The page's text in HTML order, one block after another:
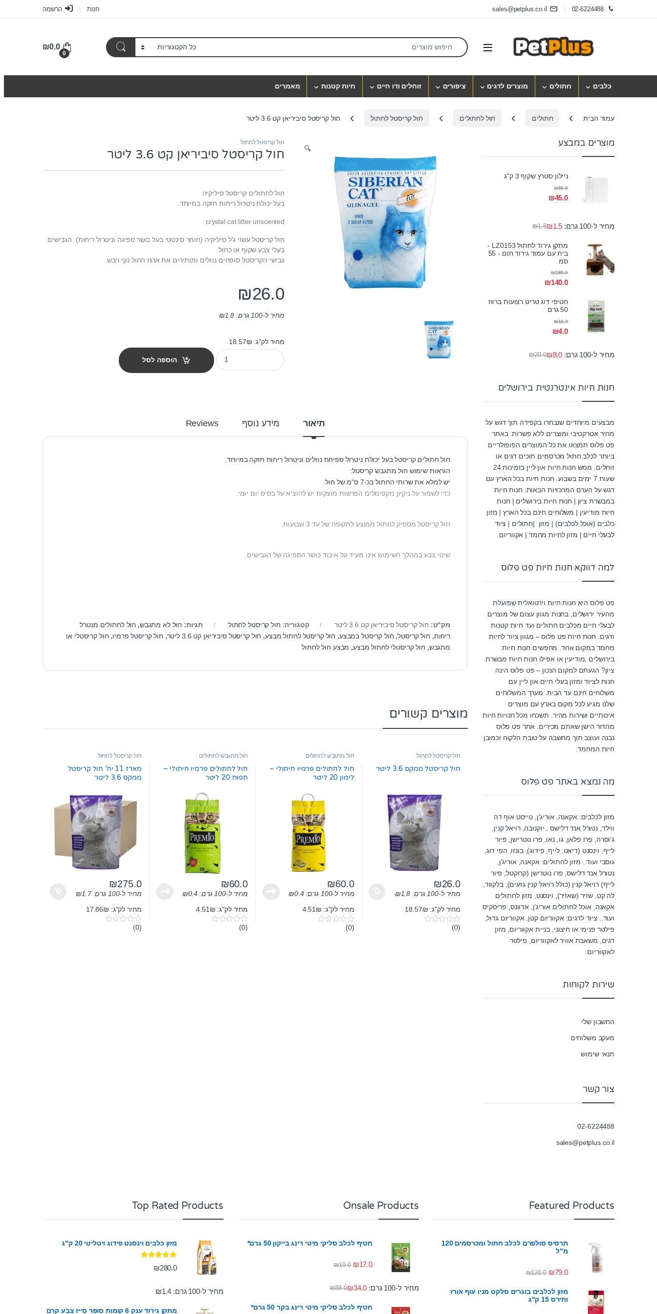
Skip to navigation
02-6224488
sales@petplus.co.il חנות הרשמה
Open
Search for:
0
₪0.0
כלבים חתולים מוצרים לדגים ציפורים זוחלים ודו חיים חיות קטנות מאמרים
עמוד הבית חתולים חול לחתולים חול קריסטל לחתול חול קריסטל סיביריאן קט 3.6 ליטר
🔍
חול קריסטל לחתול
חול קריסטל סיביריאן קט 3.6 ליטר
חול לחתולים קריסטל סיליקיה
בעל יכולת ניטרול ריחות חזקה במיוחד.
crystal cat litter unscented
חול קריסטל עשוי ג’ל סיליקיה (חומר סינטטי בעל כושר ספיגה וניטרול ריחות). הגבישים
בעלי צבע שקוף או כחול.
גבישי הקריסטל סופחים נוזלים ומותירים את ארגז החול נקי ויבש.
₪26.0
מחיר ל-100 גרם: ₪1.8
מחיר לק"ג: 18.57₪
חול קריסטל סיביריאן קט 3.6 ליטר quantity
הוספה לסל
תיאור מידע נוסף Reviews
חול חתולים קריסטל בעל יכולת ניטרול ספיחת נוזלים וניטרול ריחות חזקה במיוחד.
הוראות שימוש חול מתגבש קריסטל:
יש למלא את שרותי החתול בכ-7 ס”מ של חול.
כדי לשמור על ניקיון מקסימלים הפרשות מוצקות יש להוציא על בסיס יום יומי.
חול קריסטל מספיק לחתול ממוצע לתקופה של עד 3 שבועות.
שינוי צבע במהלך השימוש אינו מעיד על איבוד כושר הספיגה של הגבישים.
מק"ט: חול קריסטל סיביריאן קט 3.6 ליטר קטגוריה: חול קריסטל לחתול תגיות: חול לא מתגבש, חול לחתולים מנטרל
ריחות, חול קריסטל, חול קריסטל במבצע, חול קריסטל לחתול מבצע, חול קריסטל סיביריאן קט 3.6 ליטר , חול קריסטל פרמיו, חול קריסטלי או
מתגבש, חול קריסטלי לחתול מבצע, מבצע חול לחתול
מוצרים קשורים
חול קריסטל לחתול
חול קריסטל ממקס 3.6 ליטר
₪26.0
מחיר ל-100 גרם: ₪1.8
מחיר לק"ג: 18.57₪
0(0)
חול מתגבש לחתולים
חול לחתולים פרמיו חיתולי –
לימון 20 ליטר
₪60.0
מחיר ל-100 גרם: ₪0.4
מחיר לק"ג: 4.51₪
0
(0)
חול מתגבש לחתולים
חול לחתולים פרמיו חיתולי –
תפוח 20 ליטר
₪60.0
מחיר ל-100 גרם: ₪0.4
מחיר לק"ג: 4.51₪
0(0)
חול קריסטל לחתול
מארז 11 יח’ חול קריסטל
ממקס 3.6 ליטר
₪275.0
מחיר ל-100 גרם: ₪1.7
מחיר לק"ג: 17.86₪
0
(0)
מוצרים במבצע
ניילון סטרץ שקוף 3 ק"ג
₪45.0
₪55.0
מחיר ל-100 גרם: ₪1.8₪1.5
מתקן גירוד לחתול LZ0153 -
בית עם עמוד גירוד חום - 55
סמ
₪140.0
₪280.0
חטיפי דוג טריט רצועות ברווז
50 גרם
₪4.0
₪10.0
מחיר ל-100 גרם: ₪20.0₪8.0
חנות חיות אינטרנטית בירושלים
מבצעים מיוחדים שנבחרו בקפידה תוך דגש על
מחיר אטרקטיבי ומוצרים ללא פשרות. באתר
פט פלוס תמצאו את כל המוצרים הפופולריים
ביותר לכלב חתול מכרסמים תוכים דגים או
זוחלים. ממש חנות חיות און ליין בזמינות 24
שעות 7 ימים בשבוע. חנות חיות בכל הארץ עם
דגש על הערם המרכזיות הבאות: חנות חיות
במבשרת ציון | חנות חיות בירושלים | חנות
חיות מודיעין | משלוחים חינם בכל הארץ | מזון
כלבים (אוכל לכלבים) | מזון |חתולים | ציוד
לבעלי חיים | מזון לחיות מחמד | אקווריום
למה דווקא חנות חיות פט פלוס
פט פלוס היא חנות חיות וירטואלית שפועלת
מהעיר ירושלים, בחנות מגוון עצום של מוצרים
לבעלי חיים מכלבים חתולים ועד חיות קטנות
ודגים. חנות חיות פט פלוס – מגוון ציוד לחיות
מחמד במקום אחד. מחפשים חנות חיות
בירושלים ,מודיעין או אפילו חנות חיות מבשרת
ציון? הגעתם למקום הנכון – פט פלוס הינה
חנות לציוד ומזון בעלי חיים און ליין עם
משלוחים חינם עד הבית. מערך המשלוחים
שלנו מגיע לכל מקום בארץ עם מוצרים
איכותיים ושירות מהיר. תשכחו מכל חנויות חיות
מהדור הישן שאתם מכירים. אתר פט פלוס
נבנה ועוצב תוך מחשבה על טובת הלקוח וכמובן
חיות המחמד.
מה נמצא באתר פט פלוס
מזון לכלבים: אקאנה, אוריג’ן, טייסט אוף דה
ווילד, נטורל אנד דלישס , יוקנובה, רויאל קנין,
ג’וסרה, פרו פלאן, גו, נאו, פרו נוטרישן, פיור
לייף, וינסנט (דיאט, לייף, פידוג), בונזו, הפי דוג,
גוסבי ועוד.. מזון לחתולים: אקאנה, אוריג’ן,
נטורל אנד דלישס, פרו נוטרישן (קרוקטל, פיור
לייף) רויאל קנין (כולל רויאל קנין גזעים), בלקווד,
לה קט, שזיר (שאזיר), וינסנט, מזון לחתולים
אקאנה, אוכל לחתולים אוריג’ן, אדוונס, פריסקיס
ועוד.. ציוד לדגים: אקווריום קטן, אקווריום גדול,
פילטר פנימי או חיצוני, בניית אקווריום, מזון
דגים, משאבת אוויר לאקווריום, פילטר
לאקווריום.
שירות לקוחות
החשבון שלי
מעקב משלוחים
תנאי שימוש
צור קשר
02-6224488
sales@petplus.co.il
Featured Products
תרסיס סולפרם לכלב חתול ומכרסמים 120
מ"ל
₪79.0
₪120.0
מזון לכלבים בוגרים סלקט מניו עוף אורז
ותירס 15 ק"ג
Onsale Products
חטיף לכלב סליקי מיטי רינג בייקון 50 גרם*
₪17.0
₪19.0
מחיר ל-100 גרם: ₪38.0₪34.0
חטיף לכלב סליקי מיטי רינג בקר 50 גרם*
Top Rated Products
מזון כלבים וינסנט פידוג ויטליטי 20 ק"ג
דורג5.00
מתוך 5 ₪280.0
מחיר ל-100 גרם: ₪1.4
מתקן גירוד ענק 6 קומות סופר סייז צבע קרם